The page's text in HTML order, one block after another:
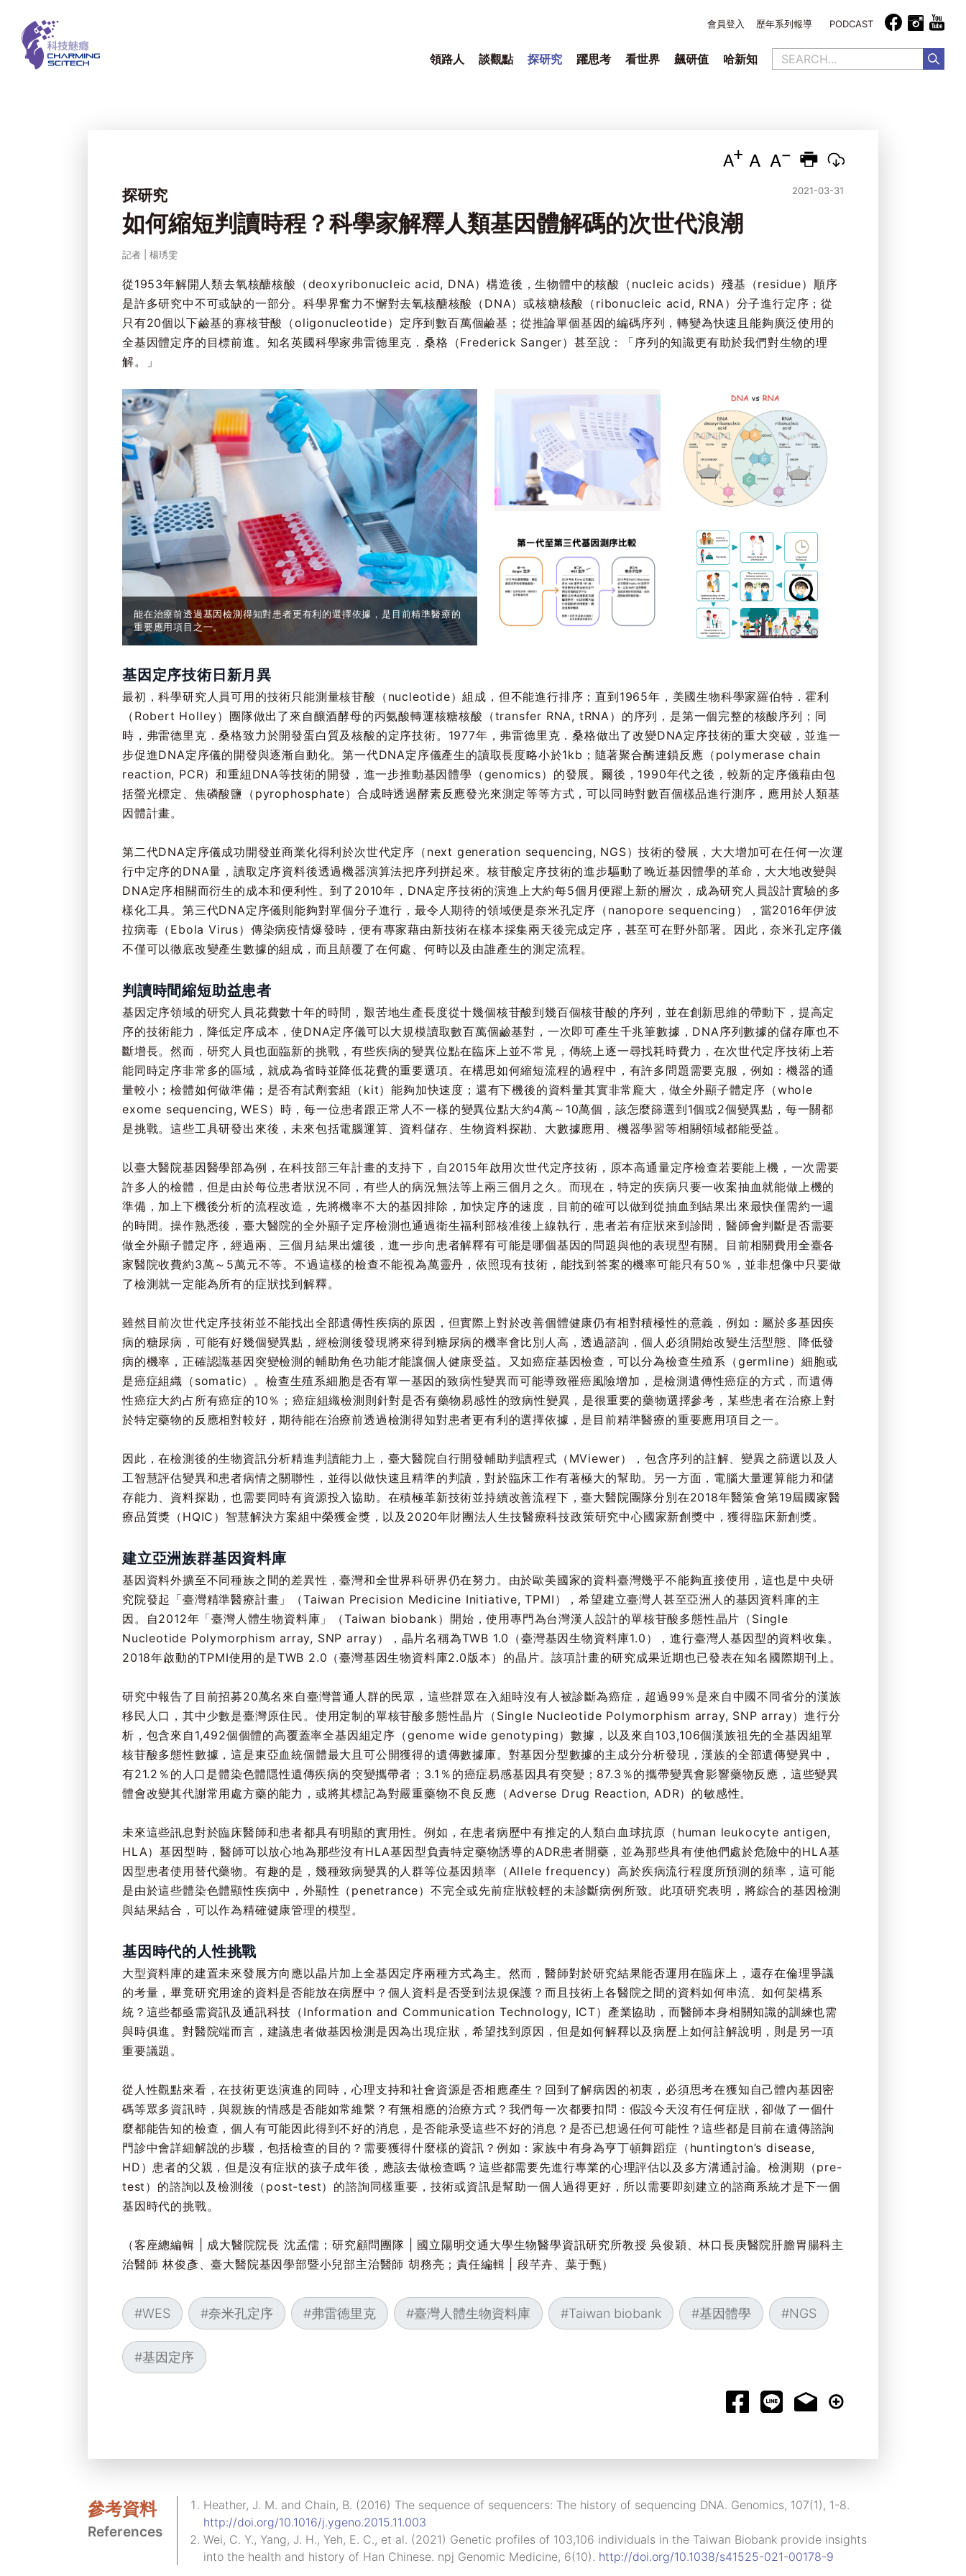
會員登入 歷年系列報導 PODCAST
領路人 談觀點 探研究 躍思考 看世界 飆研值 哈新知
探研究 2021-03-31
如何縮短判讀時程？科學家解釋人類基因體解碼的次世代浪潮
記者 楊琇雯
從1953年解開人類去氧核醣核酸（deoxyribonucleic acid, DNA）構造後，生物體中的核酸（nucleic acids）殘基（residue）順序
是許多研究中不可或缺的一部分。科學界奮力不懈對去氧核醣核酸（DNA）或核糖核酸（ribonucleic acid, RNA）分子進行定序；從
只有20個以下鹼基的寡核苷酸（oligonucleotide）定序到數百萬個鹼基；從推論單個基因的編碼序列，轉變為快速且能夠廣泛使用的
全基因體定序的目標前進。知名英國科學家弗雷德里克．桑格（Frederick Sanger）甚至說：「序列的知識更有助於我們對生物的理
解。」
能在治療前透過基因檢測得知對患者更有利的選擇依據，是目前精準醫療的
重要應用項目之一。
基因定序技術日新月異
最初，科學研究人員可用的技術只能測量核苷酸（nucleotide）組成，但不能進行排序；直到1965年，美國生物科學家羅伯特．霍利
（Robert Holley）團隊做出了來自釀酒酵母的丙氨酸轉運核糖核酸（transfer RNA, tRNA）的序列，是第一個完整的核酸序列；同
時，弗雷德里克．桑格致力於開發蛋白質及核酸的定序技術。1977年，弗雷德里克．桑格做出了改變DNA定序技術的重大突破，並進一
步促進DNA定序儀的開發與逐漸自動化。第一代DNA定序儀產生的讀取長度略小於1kb；隨著聚合酶連鎖反應（polymerase chain
reaction, PCR）和重組DNA等技術的開發，進一步推動基因體學（genomics）的發展。爾後，1990年代之後，較新的定序儀藉由包
括螢光標定、焦磷酸鹽（pyrophosphate）合成時透過酵素反應發光來測定等等方式，可以同時對數百個樣品進行測序，應用於人類基
因體計畫。
第二代DNA定序儀成功開發並商業化得利於次世代定序（next generation sequencing, NGS）技術的發展，大大增加可在任何一次運
行中定序的DNA量，讀取定序資料後透過機器演算法把序列拼起來。核苷酸定序技術的進步驅動了晚近基因體學的革命，大大地改變與
DNA定序相關而衍生的成本和便利性。到了2010年，DNA定序技術的演進上大約每5個月便躍上新的層次，成為研究人員設計實驗的多
樣化工具。第三代DNA定序儀則能夠對單個分子進行，最令人期待的領域便是奈米孔定序（nanopore sequencing），當2016年伊波
拉病毒（Ebola Virus）傳染病疫情爆發時，便有專家藉由新技術在樣本採集兩天後完成定序，甚至可在野外部署。因此，奈米孔定序儀
不僅可以徹底改變產生數據的組成，而且顛覆了在何處、何時以及由誰產生的測定流程。
判讀時間縮短助益患者
基因定序領域的研究人員花費數十年的時間，艱苦地生產長度從十幾個核苷酸到幾百個核苷酸的序列，並在創新思維的帶動下，提高定
序的技術能力，降低定序成本，使DNA定序儀可以大規模讀取數百萬個鹼基對，一次即可產生千兆筆數據，DNA序列數據的儲存庫也不
斷增長。然而，研究人員也面臨新的挑戰，有些疾病的變異位點在臨床上並不常見，傳統上逐一尋找耗時費力，在次世代定序技術上若
能同時定序非常多的區域，就成為省時並降低花費的重要選項。在構思如何縮短流程的過程中，有許多問題需要克服，例如：機器的通
量較小；檢體如何做準備；是否有試劑套組（kit）能夠加快速度；還有下機後的資料量其實非常龐大，做全外顯子體定序（whole
exome sequencing, WES）時，每一位患者跟正常人不一樣的變異位點大約4萬～10萬個，該怎麼篩選到1個或2個變異點，每一關都
是挑戰。這些工具研發出來後，未來包括電腦運算、資料儲存、生物資料探勘、大數據應用、機器學習等相關領域都能受益。
以臺大醫院基因醫學部為例，在科技部三年計畫的支持下，自2015年啟用次世代定序技術，原本高通量定序檢查若要能上機，一次需要
許多人的檢體，但是由於每位患者狀況不同，有些人的病況無法等上兩三個月之久。而現在，特定的疾病只要一收案抽血就能做上機的
準備，加上下機後分析的流程改造，先將機率不大的基因排除，加快定序的速度，目前的確可以做到從抽血到結果出來最快僅需約一週
的時間。操作熟悉後，臺大醫院的全外顯子定序檢測也通過衛生福利部核准後上線執行，患者若有症狀來到診間，醫師會判斷是否需要
做全外顯子體定序，經過兩、三個月結果出爐後，進一步向患者解釋有可能是哪個基因的問題與他的表現型有關。目前相關費用全臺各
家醫院收費約3萬～5萬元不等。不過這樣的檢查不能視為萬靈丹，依照現有技術，能找到答案的機率可能只有50％，並非想像中只要做
了檢測就一定能為所有的症狀找到解釋。
雖然目前次世代定序技術並不能找出全部遺傳性疾病的原因，但實際上對於改善個體健康仍有相對積極性的意義，例如：屬於多基因疾
病的糖尿病，可能有好幾個變異點，經檢測後發現將來得到糖尿病的機率會比別人高，透過諮詢，個人必須開始改變生活型態、降低發
病的機率，正確認識基因突變檢測的輔助角色功能才能讓個人健康受益。又如癌症基因檢查，可以分為檢查生殖系（germline）細胞或
是癌症組織（somatic）。檢查生殖系細胞是否有單一基因的致病性變異而可能導致罹癌風險增加，是檢測遺傳性癌症的方式，而遺傳
性癌症大約占所有癌症的10％；癌症組織檢測則針對是否有藥物易感性的致病性變異，是很重要的藥物選擇參考，某些患者在治療上對
於特定藥物的反應相對較好，期待能在治療前透過檢測得知對患者更有利的選擇依據，是目前精準醫療的重要應用項目之一。
因此，在檢測後的生物資訊分析精進判讀能力上，臺大醫院自行開發輔助判讀程式（MViewer），包含序列的註解、變異之篩選以及人
工智慧評估變異和患者病情之關聯性，並得以做快速且精準的判讀，對於臨床工作有著極大的幫助。另一方面，電腦大量運算能力和儲
存能力、資料探勘，也需要同時有資源投入協助。在積極革新技術並持續改善流程下，臺大醫院團隊分別在2018年醫策會第19屆國家醫
療品質獎（HQIC）智慧解決方案組中榮獲金獎，以及2020年財團法人生技醫療科技政策研究中心國家新創獎中，獲得臨床新創獎。
建立亞洲族群基因資料庫
基因資料外擴至不同種族之間的差異性，臺灣和全世界科研界仍在努力。由於歐美國家的資料臺灣幾乎不能夠直接使用，這也是中央研
究院發起「臺灣精準醫療計畫」（Taiwan Precision Medicine Initiative, TPMI），希望建立臺灣人甚至亞洲人的基因資料庫的主
因。自2012年「臺灣人體生物資料庫」（Taiwan biobank）開始，使用專門為台灣漢人設計的單核苷酸多態性晶片（Single
Nucleotide Polymorphism array, SNP array），晶片名稱為TWB 1.0（臺灣基因生物資料庫1.0），進行臺灣人基因型的資料收集。
2018年啟動的TPMI使用的是TWB 2.0（臺灣基因生物資料庫2.0版本）的晶片。該項計畫的研究成果近期也已發表在知名國際期刊上。
研究中報告了目前招募20萬名來自臺灣普通人群的民眾，這些群眾在入組時沒有人被診斷為癌症，超過99％是來自中國不同省分的漢族
移民人口，其中少數是臺灣原住民。使用定制的單核苷酸多態性晶片（Single Nucleotide Polymorphism array, SNP array）進行分
析，包含來自1,492個個體的高覆蓋率全基因組定序（genome wide genotyping）數據，以及來自103,106個漢族祖先的全基因組單
核苷酸多態性數據，這是東亞血統個體最大且可公開獲得的遺傳數據庫。對基因分型數據的主成分分析發現，漢族的全部遺傳變異中，
有21.2％的人口是體染色體隱性遺傳疾病的突變攜帶者；3.1％的癌症易感基因具有突變；87.3％的攜帶變異會影響藥物反應，這些變異
體會改變其代謝常用處方藥的能力，或將其標記為對嚴重藥物不良反應（Adverse Drug Reaction, ADR）的敏感性。
未來這些訊息對於臨床醫師和患者都具有明顯的實用性。例如，在患者病歷中有推定的人類白血球抗原（human leukocyte antigen,
HLA）基因型時，醫師可以放心地為那些沒有HLA基因型負責特定藥物誘導的ADR患者開藥，並為那些具有使他們處於危險中的HLA基
因型患者使用替代藥物。有趣的是，幾種致病變異的人群等位基因頻率（Allele frequency）高於疾病流行程度所預測的頻率，這可能
是由於這些體染色體顯性疾病中，外顯性（penetrance）不完全或先前症狀較輕的未診斷病例所致。此項研究表明，將綜合的基因檢測
與結果結合，可以作為精確健康管理的模型。
基因時代的人性挑戰
大型資料庫的建置未來發展方向應以晶片加上全基因定序兩種方式為主。然而，醫師對於研究結果能否運用在臨床上，還存在倫理爭議
的考量，畢竟研究用途的資料是否能放在病歷中？個人資料是否受到法規保護？而且技術上各醫院之間的資料如何串流、如何架構系
統？這些都亟需資訊及通訊科技（Information and Communication Technology, ICT）產業協助，而醫師本身相關知識的訓練也需
與時俱進。對醫院端而言，建議患者做基因檢測是因為出現症狀，希望找到原因，但是如何解釋以及病歷上如何註解說明，則是另一項
重要議題。
從人性觀點來看，在技術更迭演進的同時，心理支持和社會資源是否相應產生？回到了解病因的初衷，必須思考在獲知自己體內基因密
碼等眾多資訊時，與親族的情感是否能如常維繫？有無相應的治療方式？我們每一次都要扣問：假設今天沒有任何症狀，卻做了一個什
麼都能告知的檢查，個人有可能因此得到不好的消息，是否能承受這些不好的消息？是否已想過任何可能性？這些都是目前在遺傳諮詢
門診中會詳細解說的步驟，包括檢查的目的？需要獲得什麼樣的資訊？例如：家族中有身為亨丁頓舞蹈症（huntington’s disease,
HD）患者的父親，但是沒有症狀的孩子成年後，應該去做檢查嗎？這些都需要先進行專業的心理評估以及多方溝通討論。檢測期（pre-
test）的諮詢以及檢測後（post-test）的諮詢同樣重要，技術或資訊是幫助一個人過得更好，所以需要即刻建立的諮商系統才是下一個
基因時代的挑戰。
（客座總編輯 | 成大醫院院長 沈孟儒；研究顧問團隊 | 國立陽明交通大學生物醫學資訊研究所教授 吳俊穎、林口長庚醫院肝膽胃腸科主
治醫師 林俊彥、臺大醫院基因學部暨小兒部主治醫師 胡務亮；責任編輯 | 段芊卉、葉于甄）
#WES #奈米孔定序 #弗雷德里克 #臺灣人體生物資料庫 #Taiwan biobank #基因體學 #NGS
#基因定序
參考資料
References
Heather, J. M. and Chain, B. (2016) The sequence of sequencers: The history of sequencing DNA. Genomics, 107(1), 1-8.
http://doi.org/10.1016/j.ygeno.2015.11.003
Wei, C. Y., Yang, J. H., Yeh, E. C., et al. (2021) Genetic profiles of 103,106 individuals in the Taiwan Biobank provide insights
into the health and history of Han Chinese. npj Genomic Medicine, 6(10). http://doi.org/10.1038/s41525-021-00178-9